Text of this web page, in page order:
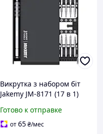
Викрутка з набором біт
Jakemy JM-8171 (17 в 1)
Готово к отправке
от65₴/мес